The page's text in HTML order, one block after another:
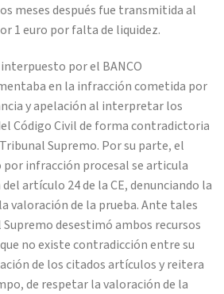
meses después fue transmitida al
1 euro por falta de liquidez.
por el BANCO
en la infracción cometida por
y apelación al interpretar los
Código Civil de forma contradictoria
Supremo. Por su parte, el
infracción procesal se articula
artículo 24 de la CE, denunciando la
valoración de la prueba. Ante tales
desestimó ambos recursos
no existe contradicción entre su
de los citados artículos y reitera
de respetar la valoración de la